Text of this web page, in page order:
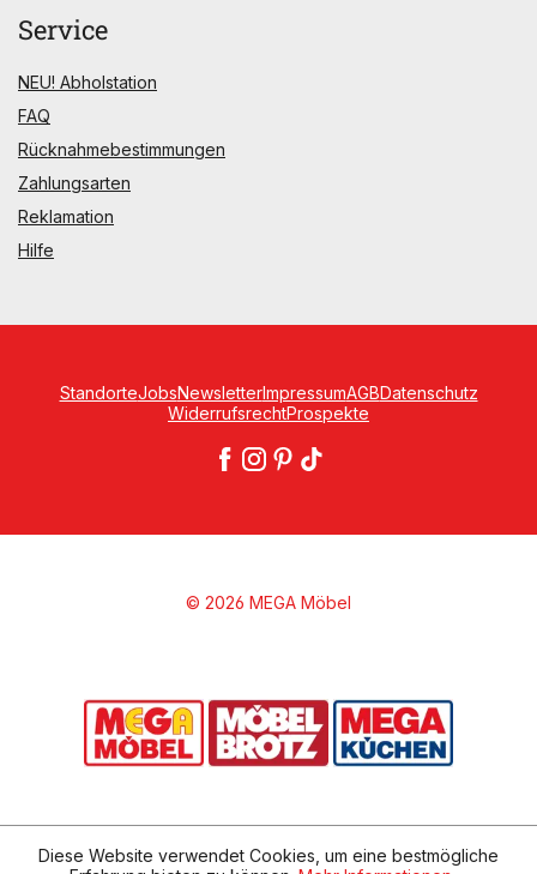
Service
NEU! Abholstation
FAQ
Rücknahmebestimmungen
Zahlungsarten
Reklamation
Hilfe
StandorteJobsNewsletterImpressumAGBDatenschutz
WiderrufsrechtProspekte
© 2026 MEGA Möbel
Diese Website verwendet Cookies, um eine bestmögliche